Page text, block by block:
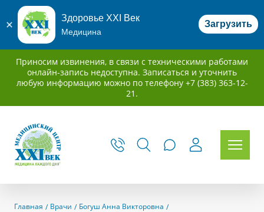
Здоровье XXI Век
Медицина
Загрузить
Приносим извинения, в связи с техническими работами
онлайн-запись недоступна. Записаться и уточнить
любую информацию можно по телефону +7 (383) 363-12-
21.
Главная Врачи Богуш Анна Викторовна